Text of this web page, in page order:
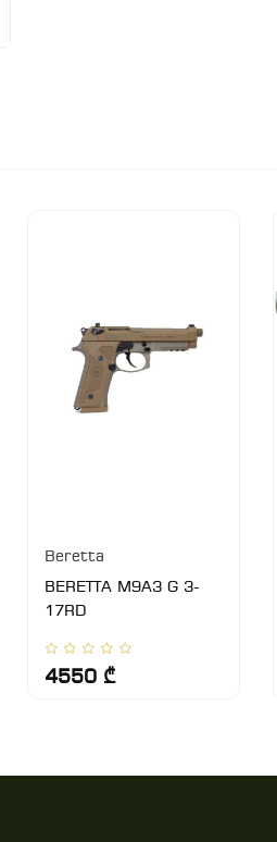
Beretta
BERETTA M9A3 G 3-
17RD
4550 ₾